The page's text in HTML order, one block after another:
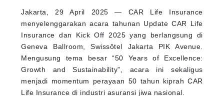
Jakarta, 29 April 2025 — CAR Life Insurance
menyelenggarakan acara tahunan Update CAR Life
Insurance dan Kick Off 2025 yang berlangsung di
Geneva Ballroom, Swissôtel Jakarta PIK Avenue.
Mengusung tema besar “50 Years of Excellence:
Growth and Sustainability”, acara ini sekaligus
menjadi momentum perayaan 50 tahun kiprah CAR
Life Insurance di industri asuransi jiwa nasional.